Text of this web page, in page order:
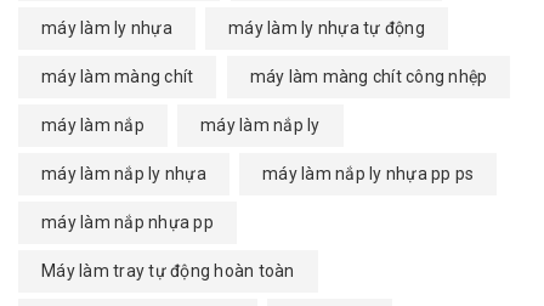
máy làm ly nhựa máy làm ly nhựa tự động
máy làm màng chít máy làm màng chít công nhệp
máy làm nắp máy làm nắp ly
máy làm nắp ly nhựa máy làm nắp ly nhựa pp ps
máy làm nắp nhựa pp
Máy làm tray tự động hoàn toàn